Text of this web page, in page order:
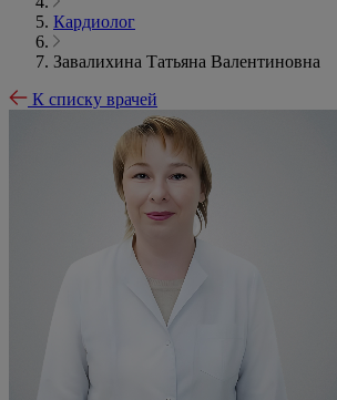
Кардиолог
Завалихина Татьяна Валентиновна
К списку врачей